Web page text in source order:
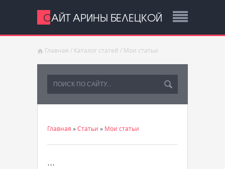
САЙТ АРИНЫ БЕЛЕЦКОЙ
Главная / Каталог статей / Мои статьи
Главная »Статьи » Мои статьи
...